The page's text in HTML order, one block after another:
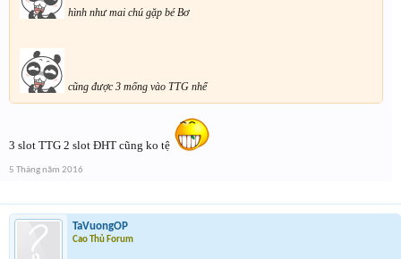
hình như mai chú gặp bé Bơ
cũng được 3 mống vào TTG nhể
3 slot TTG 2 slot ĐHT cũng ko tệ
5 Tháng năm 2016
TaVuongOP
Cao Thủ Forum